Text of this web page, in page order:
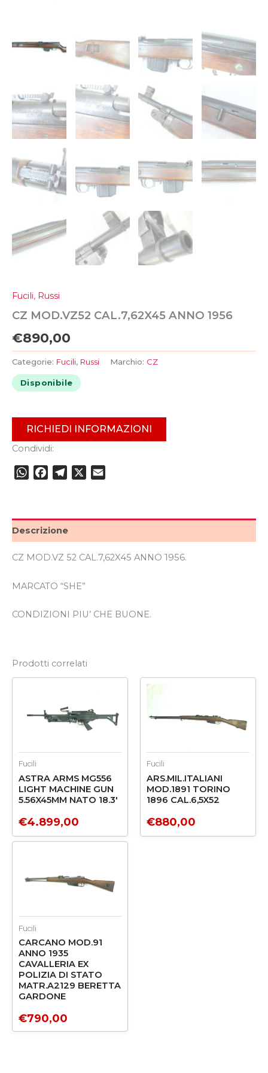
Fucili, Russi
CZ MOD.VZ52 CAL.7,62X45 ANNO 1956
€890,00
Categorie: Fucili, Russi Marchio: CZ
Disponibile
RICHIEDI INFORMAZIONI
Condividi:
WhatsApp
Facebook
Telegram
Descrizione
CZ MOD.VZ 52 CAL.7,62X45 ANNO 1956.
MARCATO “SHE”
CONDIZIONI PIU’ CHE BUONE.
Prodotti correlati
Fucili
ASTRA ARMS MG556
LIGHT MACHINE GUN
5.56X45MM NATO 18.3′
€4.899,00
Fucili
ARS.MIL.ITALIANI
MOD.1891 TORINO
1896 CAL.6,5X52
€880,00
Fucili
CARCANO MOD.91
ANNO 1935
CAVALLERIA EX
POLIZIA DI STATO
MATR.A2129 BERETTA
GARDONE
€790,00